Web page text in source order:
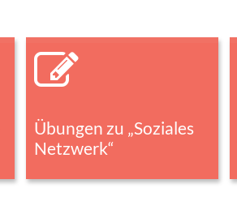
Übungen zu „Soziales
Netzwerk“